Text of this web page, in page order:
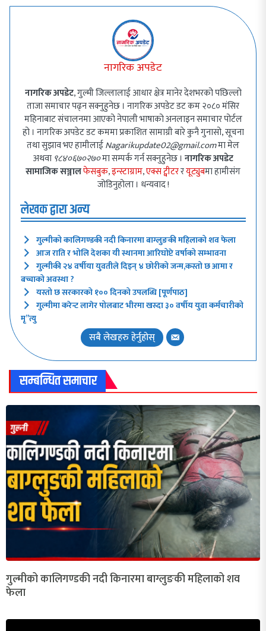
नागरिक अपडेट
नागरिक अपडेट, गुल्मी जिल्लालाई आधार क्षेत्र मानेर देशभरको पछिल्लो
ताजा समाचार पढ्न सक्नुहुनेछ । नागरिक अपडेट डट कम २०८० मंसिर
महिनाबाट संचालनमा आएको नेपाली भाषाको अनलाइन समाचार पोर्टल
हो । नागरिक अपडेट डट कममा प्रकाशित सामाग्री बारे कुनै गुनासो, सूचना
तथा सुझाव भए हामीलाईNagarikupdate02@gmail.comमा मेल
अथवा ९८४०६७०२७०मा सम्पर्क गर्न सक्नुहुनेछ । नागरिक अपडेट
सामाजिक सञ्जालफेसबुक,इन्स्टाग्राम,एक्स ट्वीटररयूट्युबमा हामीसंग
जोडिनुहोला । धन्यवाद !
लेखक द्वारा अन्य
गुल्मीको कालिगण्डकी नदी किनारमा बाग्लुङकी महिलाको शव फेला
आज राति र भोलि देशका यी स्थानमा आरिघोप्टे वर्षाको सम्भावना
गुल्मीकी २४ वर्षीया युवतीले दिइन् ४ छोरीको जन्म,कस्तो छ आमा र
बच्चाको अवस्था ?
यस्तो छ सरकारको १०० दिनको उपलब्धि [पूर्णपाठ]
गुल्मीमा करेन्ट लागेर पोलबाट भीरमा खस्दा ३० वर्षीय युवा कर्मचारीको
मृ”त्यु
सबै लेखहरु हेर्नुहोस्
सम्बन्धित समाचार
गुल्मीको कालिगण्डकी नदी किनारमा बाग्लुङकी महिलाको शव
फेला